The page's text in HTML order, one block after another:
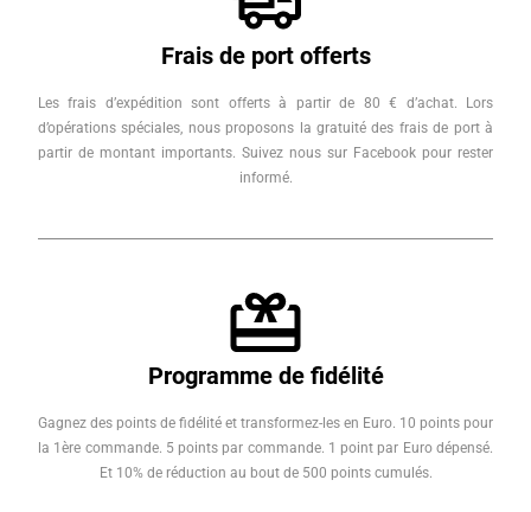
Frais de port offerts
Les frais d’expédition sont offerts à partir de 80 € d’achat. Lors
d’opérations spéciales, nous proposons la gratuité des frais de port à
partir de montant importants. Suivez nous sur Facebook pour rester
informé.
Programme de fidélité
Gagnez des points de fidélité et transformez-les en Euro. 10 points pour
la 1ère commande. 5 points par commande. 1 point par Euro dépensé.
Et 10% de réduction au bout de 500 points cumulés.